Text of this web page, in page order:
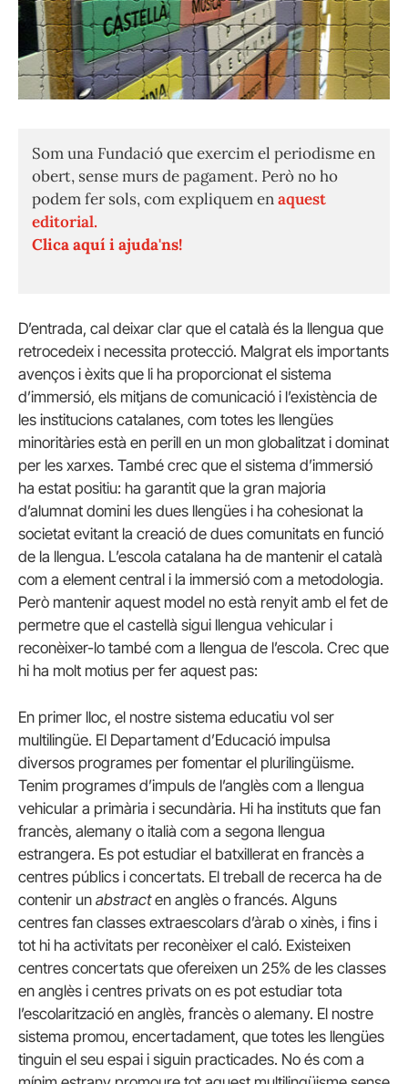
Som una Fundació que exercim el periodisme en
obert, sense murs de pagament. Però no ho
podem fer sols, com expliquem enaquest
editorial.
Clica aquí i ajuda'ns!
D’entrada, cal deixar clar que el català és la llengua que
retrocedeix i necessita protecció. Malgrat els importants
avenços i èxits que li ha proporcionat el sistema
d’immersió, els mitjans de comunicació i l’existència de
les institucions catalanes, com totes les llengües
minoritàries està en perill en un mon globalitzat i dominat
per les xarxes. També crec que el sistema d’immersió
ha estat positiu: ha garantit que la gran majoria
d’alumnat domini les dues llengües i ha cohesionat la
societat evitant la creació de dues comunitats en funció
de la llengua. L’escola catalana ha de mantenir el català
com a element central i la immersió com a metodologia.
Però mantenir aquest model no està renyit amb el fet de
permetre que el castellà sigui llengua vehicular i
reconèixer-lo també com a llengua de l’escola. Crec que
hi ha molt motius per fer aquest pas:
En primer lloc, el nostre sistema educatiu vol ser
multilingüe. El Departament d’Educació impulsa
diversos programes per fomentar el plurilingüisme.
Tenim programes d’impuls de l’anglès com a llengua
vehicular a primària i secundària. Hi ha instituts que fan
francès, alemany o italià com a segona llengua
estrangera. Es pot estudiar el batxillerat en francès a
centres públics i concertats. El treball de recerca ha de
contenir un abstracten anglès o francés. Alguns
centres fan classes extraescolars d’àrab o xinès, i fins i
tot hi ha activitats per reconèixer el caló. Existeixen
centres concertats que ofereixen un 25% de les classes
en anglès i centres privats on es pot estudiar tota
l’escolarització en anglès, francès o alemany. El nostre
sistema promou, encertadament, que totes les llengües
tinguin el seu espai i siguin practicades. No és com a